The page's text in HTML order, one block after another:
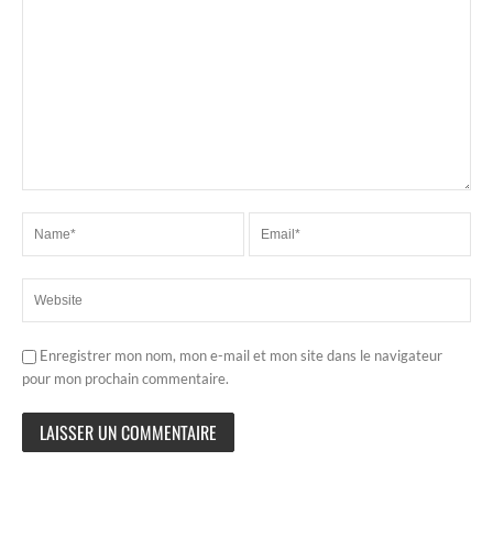
Enregistrer mon nom, mon e-mail et mon site dans le navigateur
pour mon prochain commentaire.